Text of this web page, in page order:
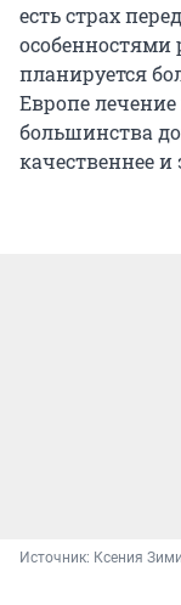
есть страх
особенностями
планируется
Европе
большинства
качественнее и
Источник: Ксения